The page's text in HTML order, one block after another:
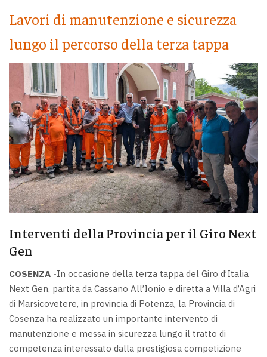
Lavori di manutenzione e sicurezza
lungo il percorso della terza tappa
Interventi della Provincia per il Giro Next
Gen
COSENZA -In occasione della terza tappa del Giro d’Italia
Next Gen, partita da Cassano All’Ionio e diretta a Villa d’Agri
di Marsicovetere, in provincia di Potenza, la Provincia di
Cosenza ha realizzato un importante intervento di
manutenzione e messa in sicurezza lungo il tratto di
competenza interessato dalla prestigiosa competizione